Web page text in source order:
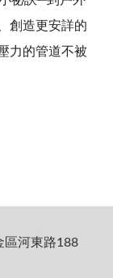
創造更安詳的
力的管道不被
區河東路188